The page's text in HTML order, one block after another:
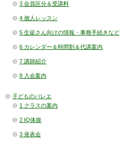
3 会員区分＆受講料
4 個人レッスン
5 生徒さん向けの情報・事務手続きなど
6 カレンダー＆時間割＆代講案内
7 講師紹介
8 入会案内
子どものバレエ
1 クラスの案内
2 IQ体操
3 発表会